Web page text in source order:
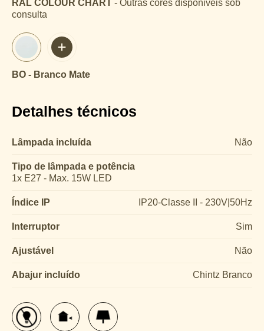
RAL COLOUR CHART - Outras cores disponiveis sob
consulta
BO - Branco Mate
Detalhes técnicos
Lâmpada incluída Não
Tipo de lâmpada e potência
1x E27 - Max. 15W LED
Índice IP IP20-Classe II - 230V|50Hz
Interruptor Sim
Ajustável Não
Abajur incluído Chintz Branco